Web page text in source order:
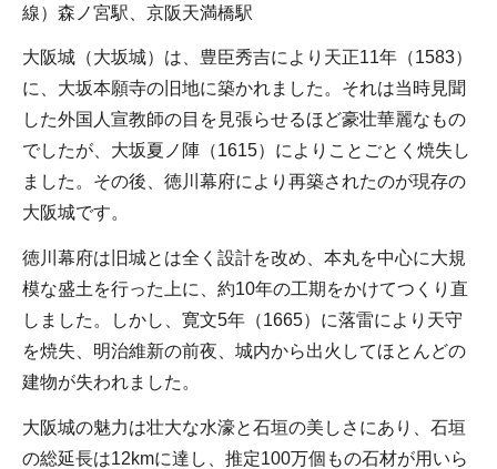
線）森ノ宮駅、京阪天満橋駅
大阪城（大坂城）は、豊臣秀吉により天正11年（1583）
に、大坂本願寺の旧地に築かれました。それは当時見聞
した外国人宣教師の目を見張らせるほど豪壮華麗なもの
でしたが、大坂夏ノ陣（1615）によりことごとく焼失し
ました。その後、徳川幕府により再築されたのが現存の
大阪城です。
徳川幕府は旧城とは全く設計を改め、本丸を中心に大規
模な盛土を行った上に、約10年の工期をかけてつくり直
しました。しかし、寛文5年（1665）に落雷により天守
を焼失、明治維新の前夜、城内から出火してほとんどの
建物が失われました。
大阪城の魅力は壮大な水濠と石垣の美しさにあり、石垣
の総延長は12kmに達し、推定100万個もの石材が用いら